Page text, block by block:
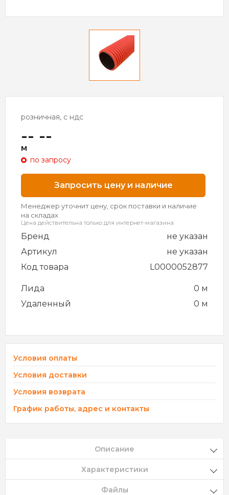
розничная, с ндс
-- --
м
по запросу
Запросить цену и наличие
Менеджер уточнит цену, срок поставки и наличие
на складах
Цена действительна только для интернет-магазина
Бренд
не указан
Артикул
не указан
Код товара
L0000052877
Лида
0 м
Удаленный
0 м
Условия оплаты
Условия доставки
Условия возврата
График работы, адрес и контакты
Описание
Характеристики
Файлы